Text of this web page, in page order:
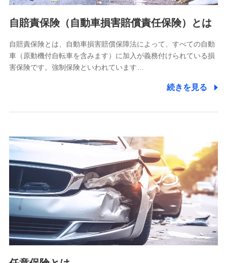
除き、第三者に提供いたしません。
業務の委託
当社は利用目的の達成に必要な範囲内において個人情報の取
【共同して利用される利用データの項目】
当社又は株式会社NTTドコモがサービス提供等を通じて取得
した、以下の情報などの個人データ
基本情報
氏名、電話番号、メールアドレス、お客さまの識別子、
属性、連絡先、dポイントサービスのご利用に関する情
報。例として、dポイントカード番号、性別、年齢、家族
構成、住所、dポイント残高、dポイント利用履歴などが
含まれます。
自賠責保険（自動車損害賠償責任保険）とは
自賠責保険とは、自動車損害賠償保障法によって、すべての自動
車（原動機付自転車を含みます）に加入が義務付けられている損
害保険です。強制保険といわれています…
続きを見る